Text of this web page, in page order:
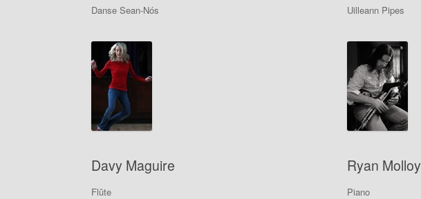
Danse Sean-Nós Uilleann Pipes
Davy Maguire
Flûte
Ryan Molloy
Piano